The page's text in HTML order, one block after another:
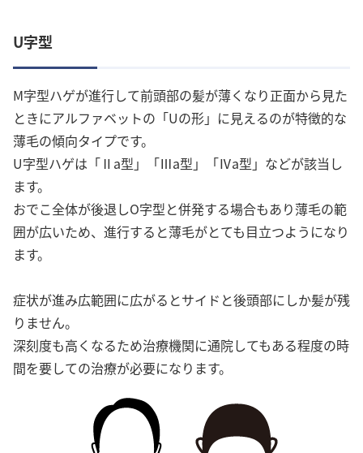
U字型
M字型ハゲが進行して前頭部の髪が薄くなり正面から見た
ときにアルファベットの「Uの形」に見えるのが特徴的な
薄毛の傾向タイプです。
U字型ハゲは「Ⅱa型」「Ⅲa型」「Ⅳa型」などが該当し
ます。
おでこ全体が後退しO字型と併発する場合もあり薄毛の範
囲が広いため、進行すると薄毛がとても目立つようになり
ます。
症状が進み広範囲に広がるとサイドと後頭部にしか髪が残
りません。
深刻度も高くなるため治療機関に通院してもある程度の時
間を要しての治療が必要になります。